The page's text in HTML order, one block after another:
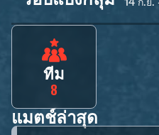
14 ก.ย.
ทีม
8
แมตช์ล่าสุด